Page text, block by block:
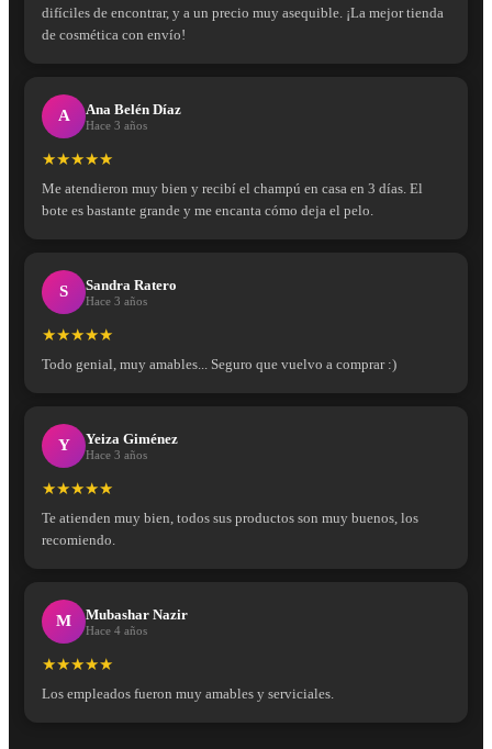
difíciles de encontrar, y a un precio muy asequible. ¡La mejor tienda
de cosmética con envío!
A Ana Belén Díaz
Hace 3 años
★★★★★
Me atendieron muy bien y recibí el champú en casa en 3 días. El
bote es bastante grande y me encanta cómo deja el pelo.
S Sandra Ratero
Hace 3 años
★★★★★
Todo genial, muy amables... Seguro que vuelvo a comprar :)
Y Yeiza Giménez
Hace 3 años
★★★★★
Te atienden muy bien, todos sus productos son muy buenos, los
recomiendo.
M Mubashar Nazir
Hace 4 años
★★★★★
Los empleados fueron muy amables y serviciales.